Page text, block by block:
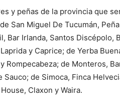
y peñas de la provincia que
San Miguel De Tucumán,
Bar Irlanda, Santos Discépolo,
y Caprice; de Yerba
Rompecabeza; de Monteros,
Sauco; de Simoca, Finca
Claxon y Waira.